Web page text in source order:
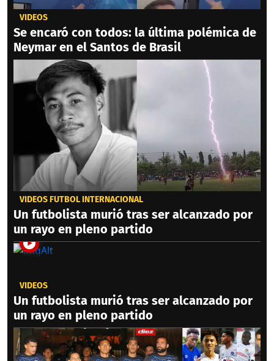
VIDEOS
Se encaró con todos: la última polémica de
Neymar en el Santos de Brasil
VIDEOS FÚTBOL INTERNACIONAL
Un futbolista murió tras ser alcanzado por
un rayo en pleno partido
VIDEOS
Un futbolista murió tras ser alcanzado por
un rayo en pleno partido